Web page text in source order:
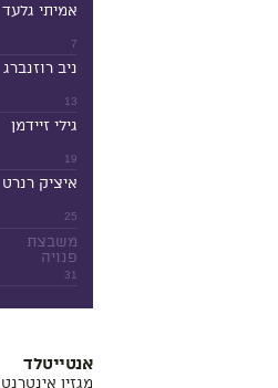
7
אמיתי גלעד
13
ניב רוזנברג
19
גילי זיידמן
25
איציק רנרט
31
משבצת
פנויה
אנטייטלד
מגזין